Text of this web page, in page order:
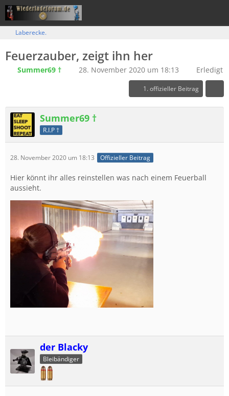
Laberecke.
Feuerzauber, zeigt ihn her
Summer69 † 28. November 2020 um 18:13 Erledigt
1. offizieller Beitrag
Summer69 †
R.I.P †
28. November 2020 um 18:13 Offizieller Beitrag
Hier könnt ihr alles reinstellen was nach einem Feuerball
aussieht.
der Blacky
Bleibändiger